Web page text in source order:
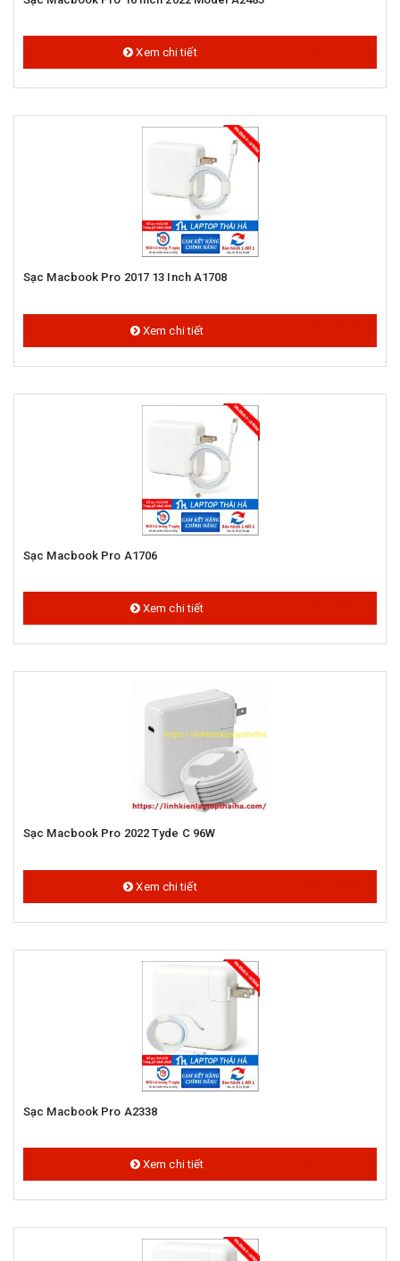
Xem chi tiết
Sạc Macbook Pro 2017 13 Inch A1708
Xem chi tiết
Sạc Macbook Pro A1706
Xem chi tiết
Sạc Macbook Pro 2022 Tyde C 96W
Xem chi tiết
Sạc Macbook Pro A2338
Xem chi tiết